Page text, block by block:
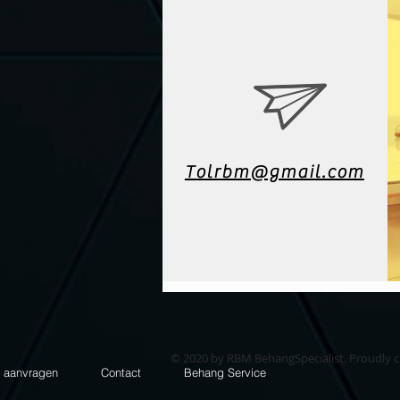
Tolrbm@gmail.com
© 2020 by RBM BehangSpecialist. Proudly
aanvragen Contact Behang Service